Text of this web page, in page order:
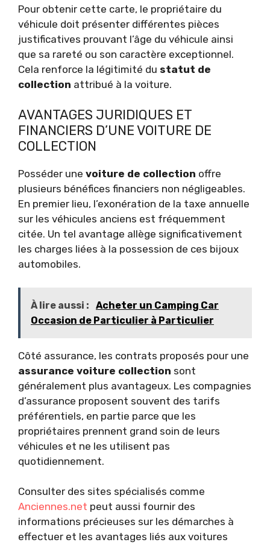
Pour obtenir cette carte, le propriétaire du
véhicule doit présenter différentes pièces
justificatives prouvant l’âge du véhicule ainsi
que sa rareté ou son caractère exceptionnel.
Cela renforce la légitimité du statut de
collection attribué à la voiture.
AVANTAGES JURIDIQUES ET
FINANCIERS D’UNE VOITURE DE
COLLECTION
Posséder une voiture de collection offre
plusieurs bénéfices financiers non négligeables.
En premier lieu, l’exonération de la taxe annuelle
sur les véhicules anciens est fréquemment
citée. Un tel avantage allège significativement
les charges liées à la possession de ces bijoux
automobiles.
À lire aussi :
Acheter un Camping Car
Occasion de Particulier à Particulier
Côté assurance, les contrats proposés pour une
assurance voiture collection sont
généralement plus avantageux. Les compagnies
d’assurance proposent souvent des tarifs
préférentiels, en partie parce que les
propriétaires prennent grand soin de leurs
véhicules et ne les utilisent pas
quotidiennement.
Consulter des sites spécialisés comme
Anciennes.net peut aussi fournir des
informations précieuses sur les démarches à
effectuer et les avantages liés aux voitures